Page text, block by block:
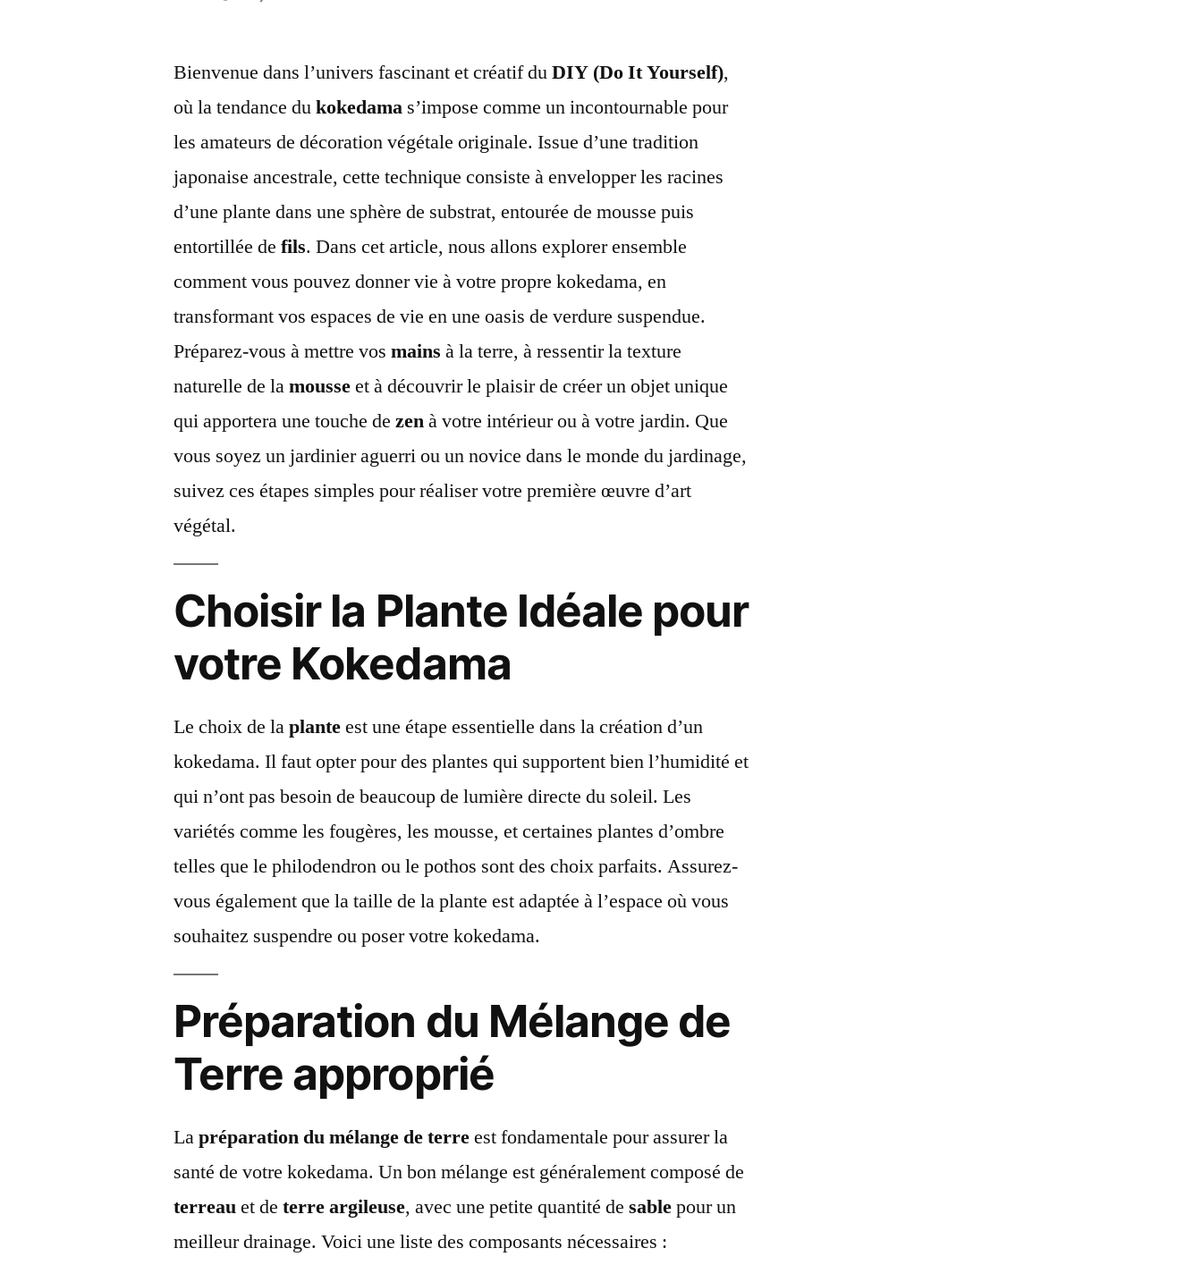
Bienvenue dans l’univers fascinant et créatif duDIY (Do It Yourself),
où la tendance dukokedama s’impose comme un incontournable pour
les amateurs de décoration végétale originale. Issue d’une tradition
japonaise ancestrale, cette technique consiste à envelopper les racines
d’une plante dans une sphère de substrat, entourée de mousse puis
entortillée defils. Dans cet article, nous allons explorer ensemble
comment vous pouvez donner vie à votre propre kokedama, en
transformant vos espaces de vie en une oasis de verdure suspendue.
Préparez-vous à mettre vosmains à la terre, à ressentir la texture
naturelle de lamousseet à découvrir le plaisir de créer un objet unique
qui apportera une touche dezenà votre intérieur ou à votre jardin. Que
vous soyez un jardinier aguerri ou un novice dans le monde du jardinage,
suivez ces étapes simples pour réaliser votre première œuvre d’art
végétal.
Choisir la Plante Idéale pour
votre Kokedama
Le choix de laplanteest une étape essentielle dans la création d’un
kokedama. Il faut opter pour des plantes qui supportent bien l’humidité et
qui n’ont pas besoin de beaucoup de lumière directe du soleil. Les
variétés comme les fougères, les mousse, et certaines plantes d’ombre
telles que le philodendron ou le pothos sont des choix parfaits. Assurez-
vous également que la taille de la plante est adaptée à l’espace où vous
souhaitez suspendre ou poser votre kokedama.
Préparation du Mélange de
Terre approprié
Lapréparation du mélange de terreest fondamentale pour assurer la
santé de votre kokedama. Un bon mélange est généralement composé de
terreauet deterre argileuse, avec une petite quantité desablepour un
meilleur drainage. Voici une liste des composants nécessaires :